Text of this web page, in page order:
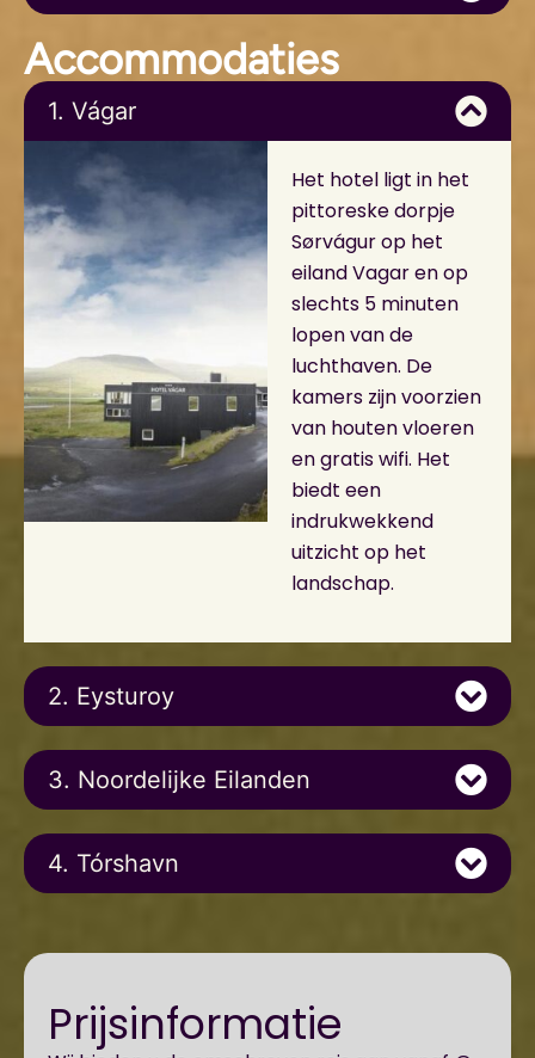
Accommodaties
1. Vágar
Het hotel ligt in het
pittoreske dorpje
Sørvágur op het
eiland Vagar en op
slechts 5 minuten
lopen van de
luchthaven. De
kamers zijn voorzien
van houten vloeren
en gratis wifi. Het
biedt een
indrukwekkend
uitzicht op het
landschap.
2. Eysturoy
3. Noordelijke Eilanden
4. Tórshavn
Prijsinformatie